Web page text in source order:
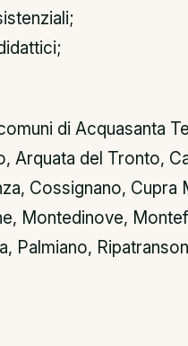
di Acquasanta
Arquata del Tronto,
Cossignano, Cupra
Montedinove,
Palmiano,